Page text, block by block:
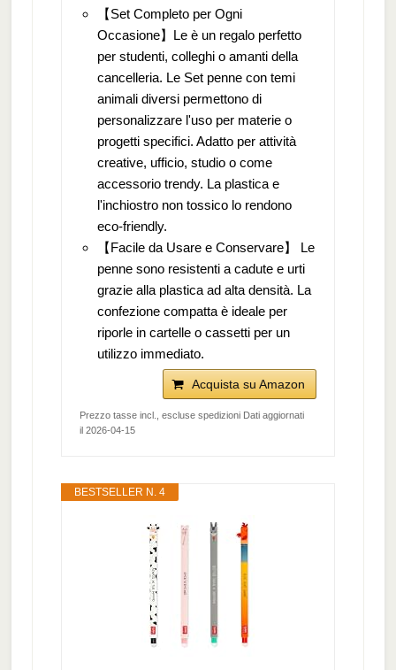
【Set Completo per Ogni
Occasione】Le è un regalo perfetto
per studenti, colleghi o amanti della
cancelleria. Le Set penne con temi
animali diversi permettono di
personalizzare l'uso per materie o
progetti specifici. Adatto per attività
creative, ufficio, studio o come
accessorio trendy. La plastica e
l'inchiostro non tossico lo rendono
eco-friendly.
【Facile da Usare e Conservare】 Le
penne sono resistenti a cadute e urti
grazie alla plastica ad alta densità. La
confezione compatta è ideale per
riporle in cartelle o cassetti per un
utilizzo immediato.
Acquista su Amazon
Prezzo tasse incl., escluse spedizioni Dati aggiornati
il 2026-04-15
BESTSELLER N. 4